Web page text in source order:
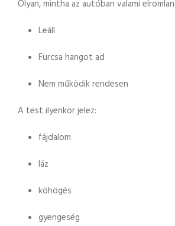
Olyan, mintha az autóban valami
Leáll
Furcsa hangot ad
Nem működik rendesen
A test ilyenkor jelez:
fájdalom
láz
köhögés
gyengeség